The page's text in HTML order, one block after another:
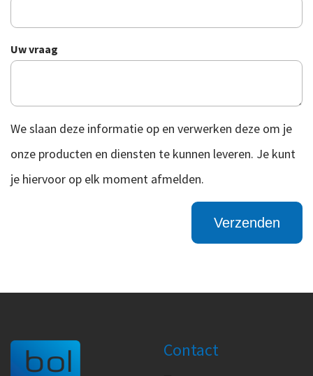
Uw vraag
We slaan deze informatie op en verwerken deze om je
onze producten en diensten te kunnen leveren. Je kunt
je hiervoor op elk moment afmelden.
Contact